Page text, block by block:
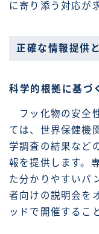
に寄り添う対応が
正確な情報提供
科学的根拠に基づ
フッ化物の安全
ては、世界保健機
学調査の結果など
報を提供します。
た分かりやすいパ
者向けの説明会を
ッドで開催するこ